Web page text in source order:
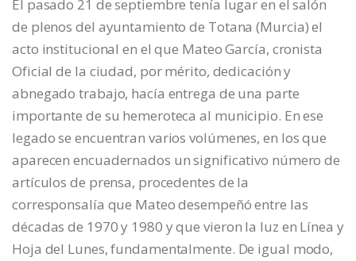
El pasado 21 de septiembre tenía lugar en el salón
de plenos del ayuntamiento de Totana (Murcia) el
acto institucional en el que Mateo García, cronista
Oficial de la ciudad, por mérito, dedicación y
abnegado trabajo, hacía entrega de una parte
importante de su hemeroteca al municipio. En ese
legado se encuentran varios volúmenes, en los que
aparecen encuadernados un significativo número de
artículos de prensa, procedentes de la
corresponsalía que Mateo desempeñó entre las
décadas de 1970 y 1980 y que vieron la luz en Línea y
Hoja del Lunes, fundamentalmente. De igual modo,